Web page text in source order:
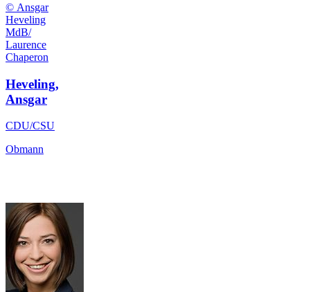
© Ansgar
Heveling
MdB/
Laurence
Chaperon
Heveling,
Ansgar
CDU/CSU
Obmann